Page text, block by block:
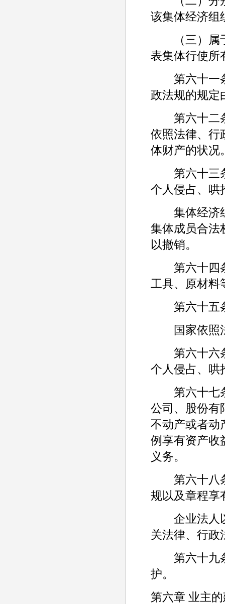
该集体经济组
（三）属于
表集体行使所
第六十一条
政法规的规定
第六十二条
依照法律、行
体财产的状况
第六十三条
个人侵占、哄
集体经济组
集体成员合法
以撤销。
第六十四条
工具、原材料
第六十五条
国家依照法
第六十六条
个人侵占、哄
第六十七条
公司、股份有
不动产或者动
例享有资产收
义务。
第六十八条
规以及章程享
企业法人以
关法律、行政
第六十九条
护。
第六章 业主